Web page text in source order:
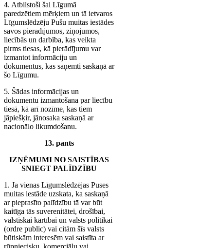
4. Atbilstoši šai Līgumā
paredzētiem mērķiem un tā ietvaros
Līgumslēdzēju Pušu muitas iestādes
savos pierādījumos, ziņojumos,
liecībās un darbība, kas veikta
pirms tiesas, kā pierādījumu var
izmantot informāciju un
dokumentus, kas saņemti saskaņā ar
šo Līgumu.
5. Šādas informācijas un
dokumentu izmantošana par liecību
tiesā, kā arī nozīme, kas tiem
jāpiešķir, jānosaka saskaņā ar
nacionālo likumdošanu.
13. pants
IZŅĒMUMI NO SAISTĪBAS
SNIEGT PALĪDZĪBU
1. Ja vienas Līgumslēdzējas Puses
muitas iestāde uzskata, ka saskaņā
ar pieprasīto palīdzību tā var būt
kaitīga tās suverenitātei, drošībai,
valstiskai kārtībai un valsts politikai
(ordre public) vai citām šīs valsts
būtiskām interesēm vai saistīta ar
rūpniecisku, komerciālu vai